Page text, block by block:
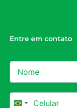
Entre em contato
Brazil +55